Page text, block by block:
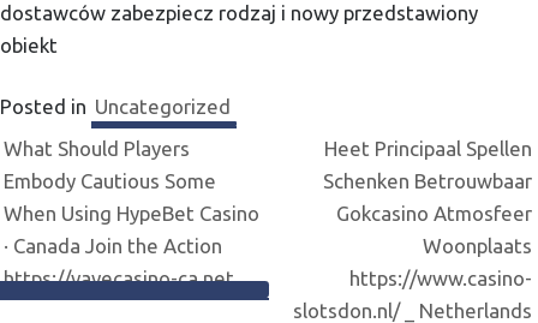
dostawców zabezpiecz rodzaj i nowy przedstawiony
obiekt
Posted in Uncategorized
Navigation
de
l’article
What Should Players
Embody Cautious Some
When Using HypeBet Casino
· Canada Join the Action
https://vavecasino-ca.net
Heet Principaal Spellen
Schenken Betrouwbaar
Gokcasino Atmosfeer
Woonplaats
https://www.casino-
slotsdon.nl/ _ Netherlands